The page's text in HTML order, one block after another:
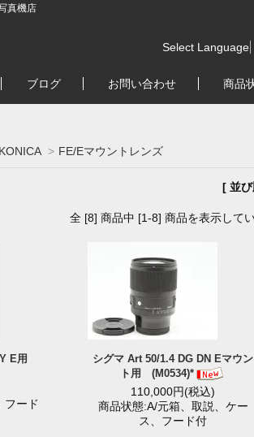
真機店
Select Language
ブログ お問い合わせ 商品
> FE/Eマウントレンズ
[ 並
全 [8] 商品中 [1-8] 商品を表示して
E用
フード
シグマ Art 50/1.4 DG DN Eマウン
ト用 (M0534)*
110,000円(税込)
商品状態:A/元箱、取説、ケー
ス、フード付